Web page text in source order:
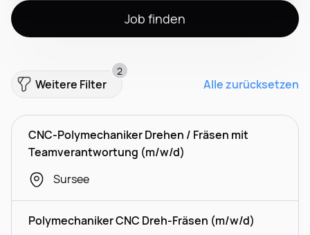
Job finden
Weitere Filter
2
Alle zurücksetzen
CNC-Polymechaniker Drehen / Fräsen mit
Teamverantwortung (m/w/d)
Sursee
Polymechaniker CNC Dreh-Fräsen (m/w/d)